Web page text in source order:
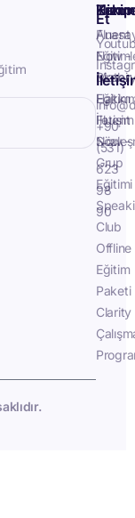
İletişim
Fluent
Now -
Birebir
Eğitim
Fluent
Now -
Grup
Eğitimi
Club
Offline
Eğitim
Paketi
Clarity
Takip
Et
+90
(531)
623
98
90